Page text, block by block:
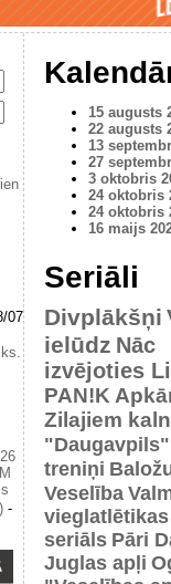
07
-
15 augusts
22 augusts
13
27
3 oktobris
24 oktobris
24 oktobris
16 maijs
Seriāli
Divplākšņi
ielūdz Nāc
izvējoties
PAN!K
Zilajiem
"Daugavpils"
treniņi
Veselība
seriāls Pāri
Juglas apļi